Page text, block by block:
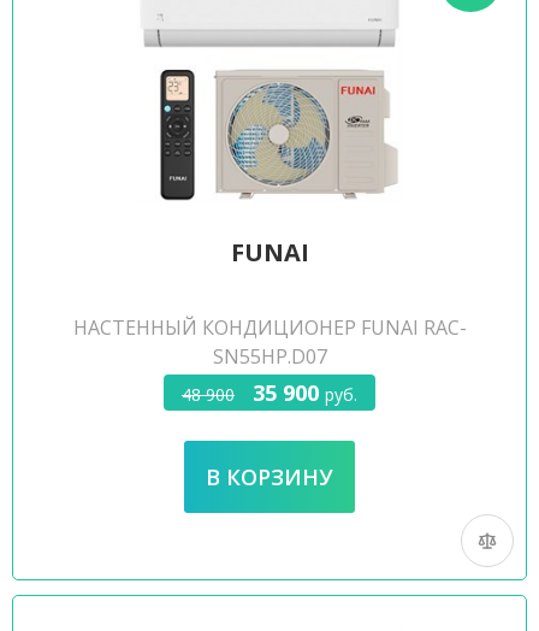
FUNAI
НАСТЕННЫЙ КОНДИЦИОНЕР FUNAI RAC-
SN55HP.D07
48 900 35 900 руб.